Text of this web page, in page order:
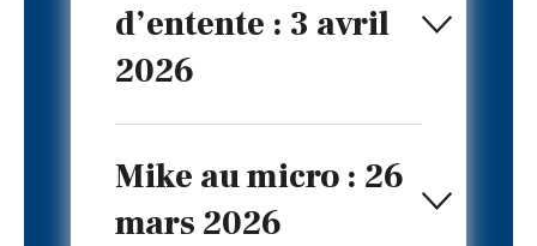
d’entente : 3 avril
2026
Mike au micro : 26
mars 2026